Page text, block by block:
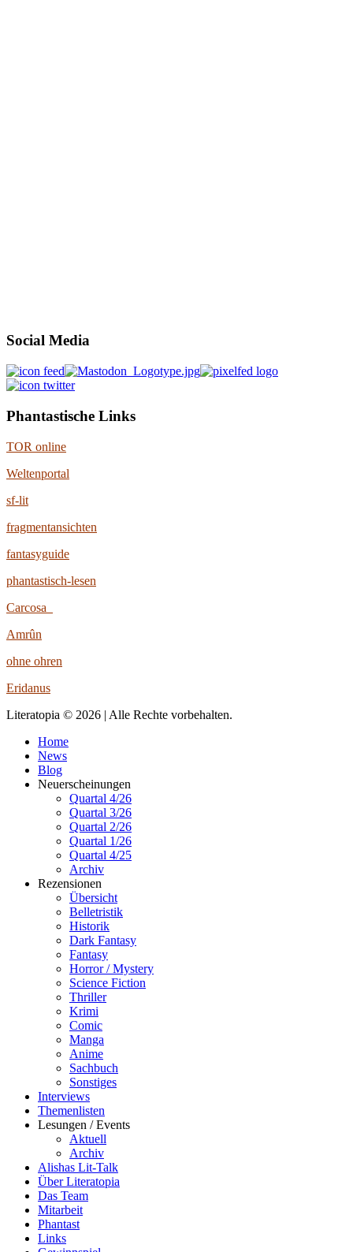
Social Media
Phantastische Links
TOR online
Weltenportal
sf-lit
fragmentansichten
fantasyguide
phantastisch-lesen
Carcosa
Amrûn
ohne ohren
Eridanus
Literatopia © 2026 | Alle Rechte vorbehalten.
Home
News
Blog
Neuerscheinungen
Quartal 4/26
Quartal 3/26
Quartal 2/26
Quartal 1/26
Quartal 4/25
Archiv
Rezensionen
Übersicht
Belletristik
Historik
Dark Fantasy
Fantasy
Horror / Mystery
Science Fiction
Thriller
Krimi
Comic
Manga
Anime
Sachbuch
Sonstiges
Interviews
Themenlisten
Lesungen / Events
Aktuell
Archiv
Alishas Lit-Talk
Über Literatopia
Das Team
Mitarbeit
Phantast
Links